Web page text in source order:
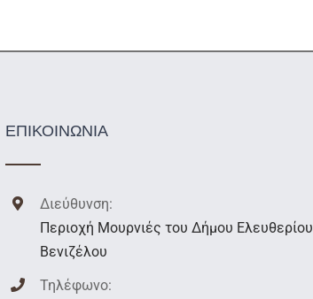
ΕΠΙΚΟΙΝΩΝΙΑ
Διεύθυνση:
Περιοχή Μουρνιές του Δήμου Ελευθερίου
Βενιζέλου
Τηλέφωνο: